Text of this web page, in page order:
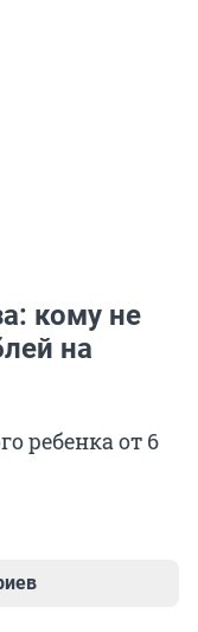
кому не
на
ребенка от 6